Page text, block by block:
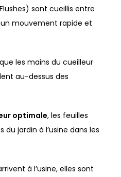
sont cueillis entre
mouvement rapide et
les mains du cueilleur
au-dessus des
optimale, les feuilles
jardin à l’usine dans les
à l’usine, elles sont